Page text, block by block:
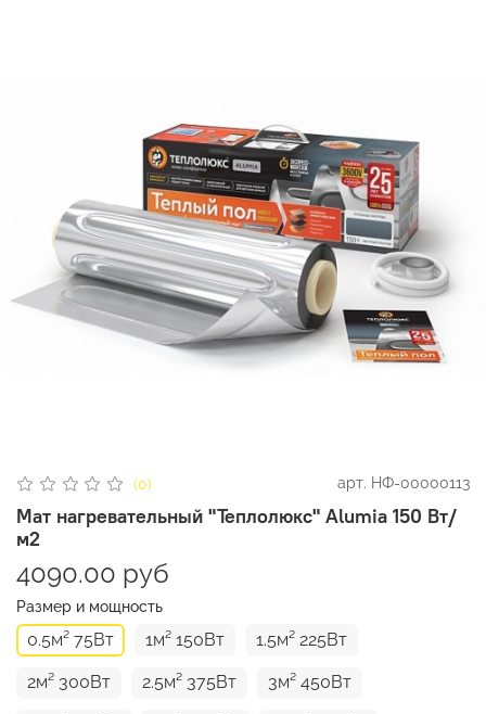
(0) арт. НФ-00000113
Мат нагревательный "Теплолюкс" Alumia 150 Вт/
м2
4090.00 руб
Размер и мощность
0.5м² 75Вт 1м² 150Вт 1.5м² 225Вт
2м² 300Вт 2.5м² 375Вт 3м² 450Вт